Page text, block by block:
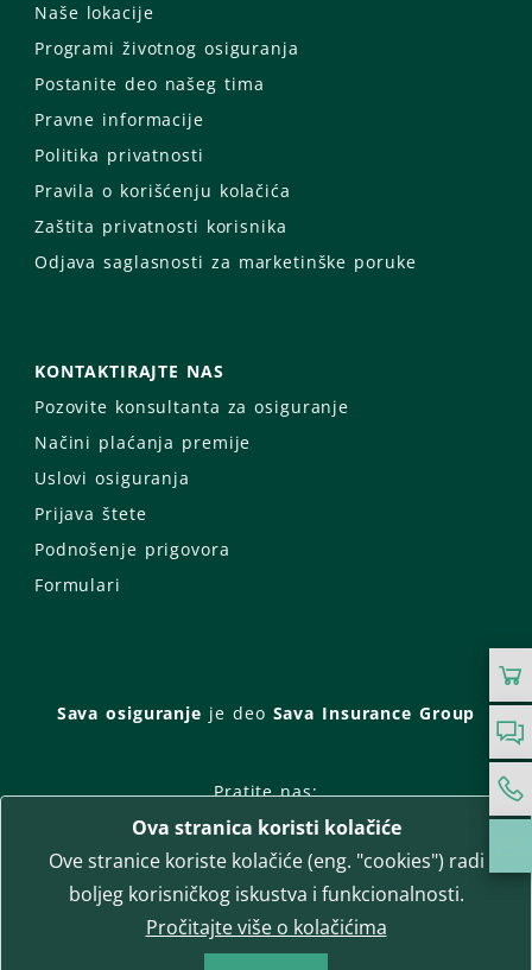
Naše lokacije
Programi životnog osiguranja
Postanite deo našeg tima
Pravne informacije
Politika privatnosti
Pravila o korišćenju kolačića
Zaštita privatnosti korisnika
Odjava saglasnosti za marketinške poruke
KONTAKTIRAJTE NAS
Pozovite konsultanta za osiguranje
Načini plaćanja premije
Uslovi osiguranja
Prijava štete
Podnošenje prigovora
Formulari
Sava osiguranje je deo Sava Insurance Group
Pratite nas:
Facebook
Instagram
LinkedIn
Twitter
YouTube
WhatsApp
T-media d.o.o. | napredne komunikacije
Ova stranica koristi kolačiće
Ove stranice koriste kolačiće (eng. "cookies") radi
boljeg korisničkog iskustva i funkcionalnosti.
Pročitajte više o kolačićima